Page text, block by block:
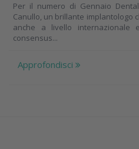
Per il numero di Gennaio
Canullo, un brillante implantologo
anche a livello
consensus...
Approfondisci